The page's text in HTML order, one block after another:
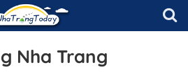
Nha Trang